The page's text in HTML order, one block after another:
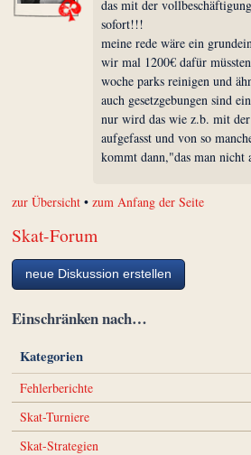
das mit der
sofort!!!
meine rede wäre ein
wir mal 1200€ dafür
woche parks reinigen und
auch gesetzgebungen sind
nur wird das wie z.b. mit
aufgefasst und von so
kommt dann,"das man
zur Übersicht •zum Anfang der Seite
Skat-Forum
neue Diskussion erstellen
Einschränken nach…
Kategorien
Fehlerberichte
Skat-Turniere
Skat-Strategien